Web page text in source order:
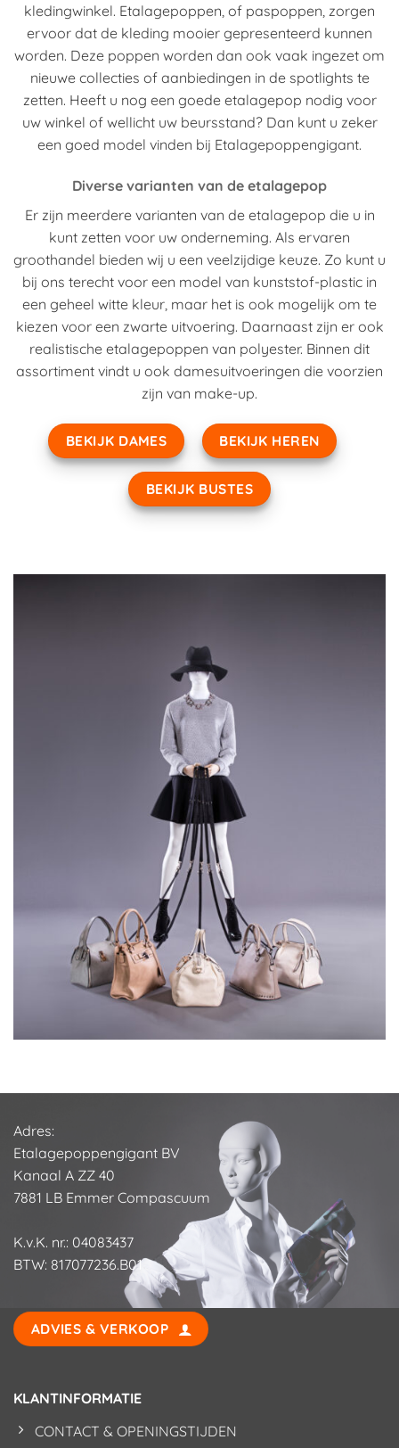
kledingwinkel. Etalagepoppen, of paspoppen, zorgen
ervoor dat de kleding mooier gepresenteerd kunnen
worden. Deze poppen worden dan ook vaak ingezet om
nieuwe collecties of aanbiedingen in de spotlights te
zetten. Heeft u nog een goede etalagepop nodig voor
uw winkel of wellicht uw beursstand? Dan kunt u zeker
een goed model vinden bij Etalagepoppengigant.
Diverse varianten van de etalagepop
Er zijn meerdere varianten van de etalagepop die u in
kunt zetten voor uw onderneming. Als ervaren
groothandel bieden wij u een veelzijdige keuze. Zo kunt u
bij ons terecht voor een model van kunststof-plastic in
een geheel witte kleur, maar het is ook mogelijk om te
kiezen voor een zwarte uitvoering. Daarnaast zijn er ook
realistische etalagepoppen van polyester. Binnen dit
assortiment vindt u ook damesuitvoeringen die voorzien
zijn van make-up.
BEKIJK DAMES BEKIJK HEREN
BEKIJK BUSTES
Adres:
Etalagepoppengigant BV
Kanaal A ZZ 40
7881 LB Emmer Compascuum
K.v.K. nr.: 04083437
BTW: 817077236.B01
ADVIES & VERKOOP
KLANTINFORMATIE
CONTACT & OPENINGSTIJDEN